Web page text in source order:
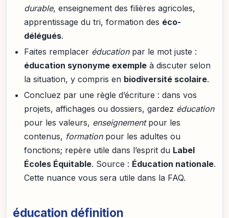
durable, enseignement des filières agricoles,
apprentissage du tri, formation des éco-
délégués.
Faites remplacer éducationpar le mot juste :
éducation synonyme exemple à discuter selon
la situation, y compris en biodiversité scolaire.
Concluez par une règle d’écriture : dans vos
projets, affichages ou dossiers, gardez éducation
pour les valeurs, enseignementpour les
contenus, formationpour les adultes ou
fonctions; repère utile dans l’esprit du Label
Écoles Équitable. Source : Éducation nationale.
Cette nuance vous sera utile dans la FAQ.
éducation définition